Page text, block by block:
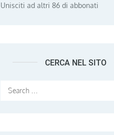
Unisciti ad altri 86 di abbonati
CERCA NEL SITO
Search